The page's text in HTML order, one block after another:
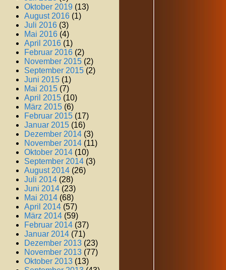
Oktober 2019 (13)
August 2016 (1)
Juli 2016 (3)
Mai 2016 (4)
April 2016 (1)
Februar 2016 (2)
November 2015 (2)
September 2015 (2)
Juni 2015 (1)
Mai 2015 (7)
April 2015 (10)
März 2015 (6)
Februar 2015 (17)
Januar 2015 (16)
Dezember 2014 (3)
November 2014 (11)
Oktober 2014 (10)
September 2014 (3)
August 2014 (26)
Juli 2014 (28)
Juni 2014 (23)
Mai 2014 (68)
April 2014 (57)
März 2014 (59)
Februar 2014 (37)
Januar 2014 (71)
Dezember 2013 (23)
November 2013 (77)
Oktober 2013 (13)